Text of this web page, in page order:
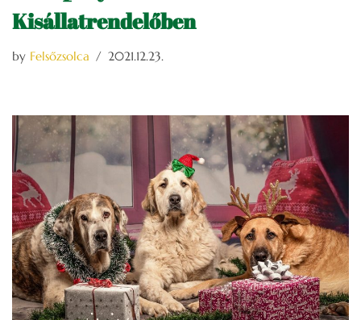
Kisállatrendelőben
by Felsőzsolca 2021.12.23.